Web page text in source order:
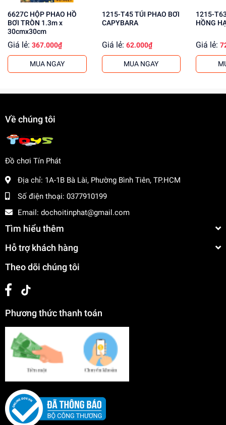
cho khách buôn. Liên hệ ngay để biết thêm thông tin!
6627C HỘP PHAO HỒ
BƠI TRÒN 1.3m x
30cmx30cm
Giá lẻ: 367.000₫
MUA NGAY
1215-T45 TÚI PHAO BƠI
CAPYBARA
Giá lẻ: 62.000₫
MUA NGAY
1215-T63 TÚI PHAO
HỒNG
Giá lẻ:
Về chúng tôi
Đồ chơi Tín Phát
Địa chỉ: 1A-1B Bà Lài, Phường Bình Tiên, TP.HCM
Số điện thoại: 0377910199
Email: dochoitinphat@gmail.com
Tìm hiểu thêm
Hỗ trợ khách hàng
Theo dõi chúng tôi
Phương thức thanh toán